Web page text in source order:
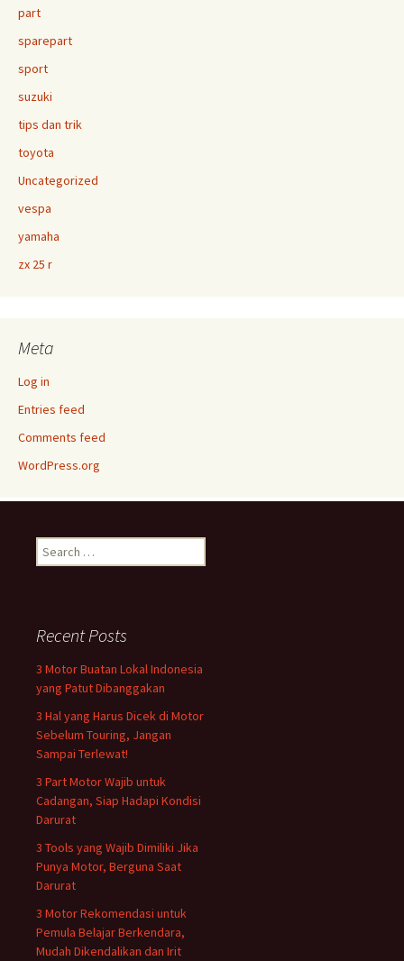
part
sparepart
sport
suzuki
tips dan trik
toyota
Uncategorized
vespa
yamaha
zx 25 r
Meta
Log in
Entries feed
Comments feed
WordPress.org
Search
for:
Recent Posts
3 Motor Buatan Lokal Indonesia
yang Patut Dibanggakan
3 Hal yang Harus Dicek di Motor
Sebelum Touring, Jangan
Sampai Terlewat!
3 Part Motor Wajib untuk
Cadangan, Siap Hadapi Kondisi
Darurat
3 Tools yang Wajib Dimiliki Jika
Punya Motor, Berguna Saat
Darurat
3 Motor Rekomendasi untuk
Pemula Belajar Berkendara,
Mudah Dikendalikan dan Irit